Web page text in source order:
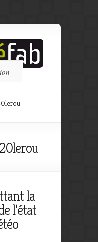
la
l’état